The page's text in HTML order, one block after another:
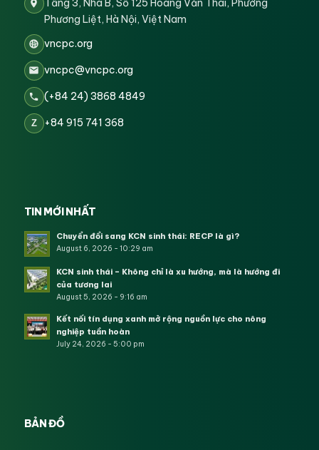
Tầng 3, Nhà B, Số 125 Hoàng Văn Thái, Phường
Phương Liệt, Hà Nội, Việt Nam
vncpc.org
vncpc@vncpc.org
(+84 24) 3868 4849
Z +84 915 741 368
TIN MỚI NHẤT
Chuyển đổi sang KCN sinh thái: RECP là gì?
August 6, 2026 - 10:29 am
KCN sinh thái – Không chỉ là xu hướng, mà là hướng đi
của tương lai
August 5, 2026 - 9:16 am
Kết nối tín dụng xanh mở rộng nguồn lực cho nông
nghiệp tuần hoàn
July 24, 2026 - 5:00 pm
BẢN ĐỒ